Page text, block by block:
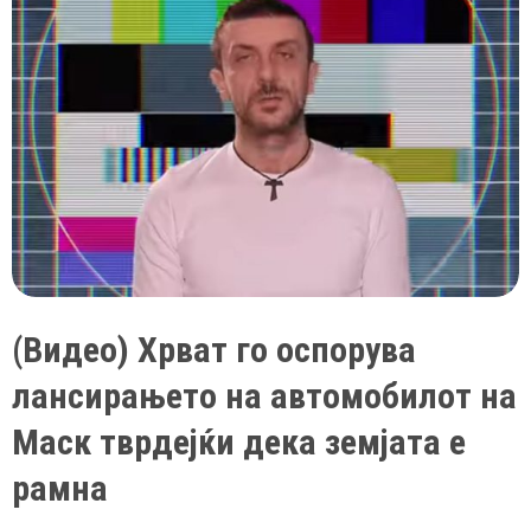
датум
на
раѓање,
но
погрешниот
завршил
во
затвор
(Видео) Хрват го оспорува
лансирањето на автомобилот на
Маск тврдејќи дека земјата е
рамна